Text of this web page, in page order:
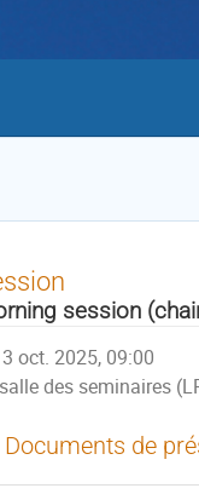
session
3 oct. 2025, 09:00
salle des seminaires
Documents de